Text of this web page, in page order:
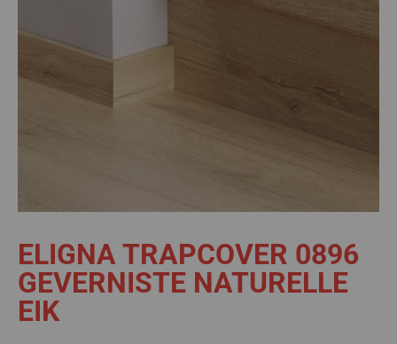
ELIGNA TRAPCOVER 0896
GEVERNISTE NATURELLE
EIK